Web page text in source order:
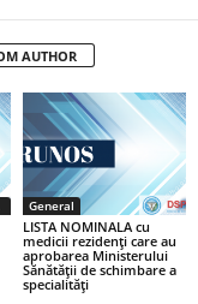
AUTHOR
General
LISTA NOMINALA cu
medicii rezidenţi care au
aprobarea Ministerului
Sănătăţii de schimbare a
specialităţi